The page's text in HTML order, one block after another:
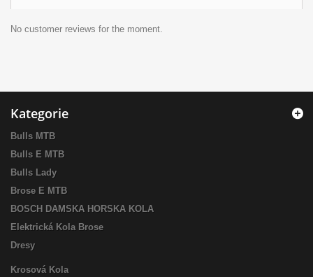
No customer reviews for the moment.
Kategorie
Bulls MTB
Bulls E MTB
Bulls Lady
Brose E MTB
BOSCH DAMSKA HORSKA KOLA
Elektrická Kola Brose
Dresy
Krosová Kola